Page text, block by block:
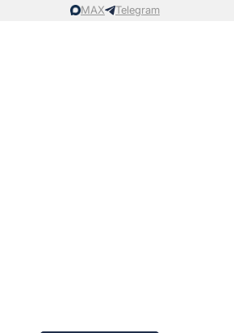
MAX Telegram